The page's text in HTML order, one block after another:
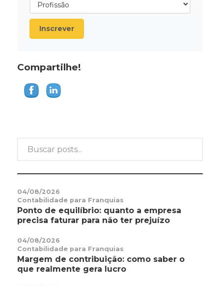
Inscrever
Compartilhe!
04/08/2026
Contabilidade para Franquias
Ponto de equilíbrio: quanto a empresa
precisa faturar para não ter prejuízo
04/08/2026
Contabilidade para Franquias
Margem de contribuição: como saber o
que realmente gera lucro